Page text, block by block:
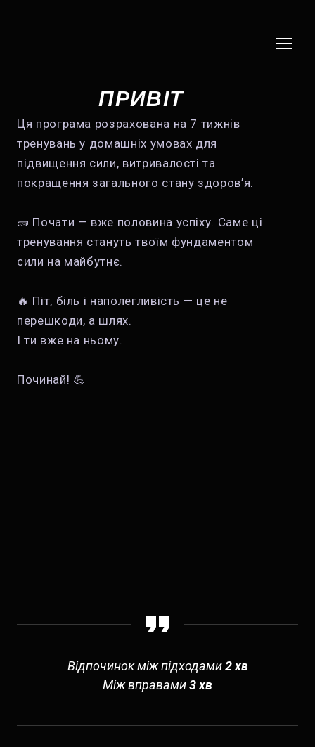
ПРИВІТ
Ця програма розрахована на 7 тижнів
тренувань у домашніх умовах для
підвищення сили, витривалості та
покращення загального стану здоров’я.
🧱 Почати — вже половина успіху. Саме ці
тренування стануть твоїм фундаментом
сили на майбутнє.
🔥 Піт, біль і наполегливість — це не
перешкоди, а шлях.
І ти вже на ньому.
Починай! 💪
Відпочинок між підходами2 хв
Між вправами3 хв